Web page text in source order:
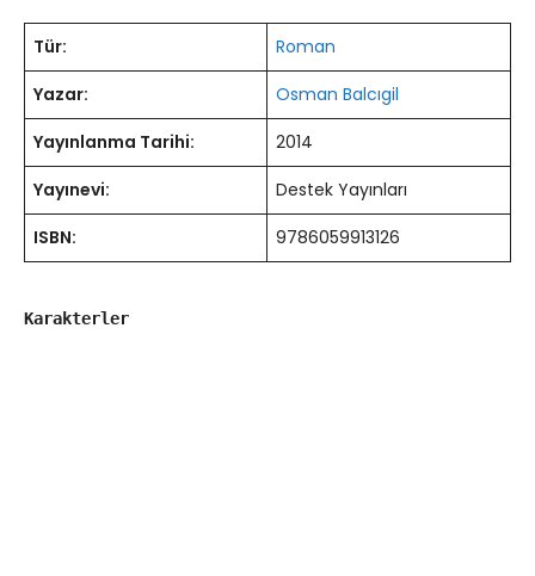
Tür:
Roman
Yazar:
Osman Balcıgil
Yayınlanma Tarihi:
2014
Yayınevi:
Destek Yayınları
ISBN:
9786059913126
Karakterler